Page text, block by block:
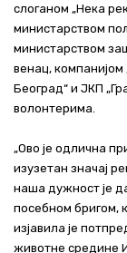
слоганом „Нека
министарством
министарством
венац, компанијом
Београд“ и ЈКП
волонтерима.
„Ово је одлична
изузетан значај
наша дужност је
посебном бригом,
изјавила је
животне средине